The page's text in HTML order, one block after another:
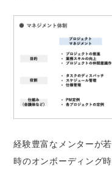
経験豊富なメンターが
時のオンボーディング